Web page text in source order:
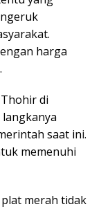
harga
di
langkanya
saat ini.
memenuhi
merah tidak